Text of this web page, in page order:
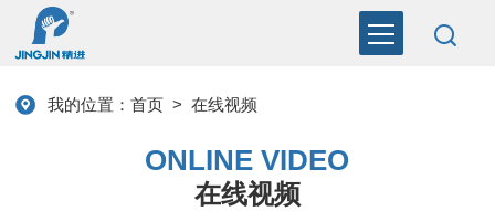
我的位置：首页 >在线视频
ONLINE VIDEO
在线视频